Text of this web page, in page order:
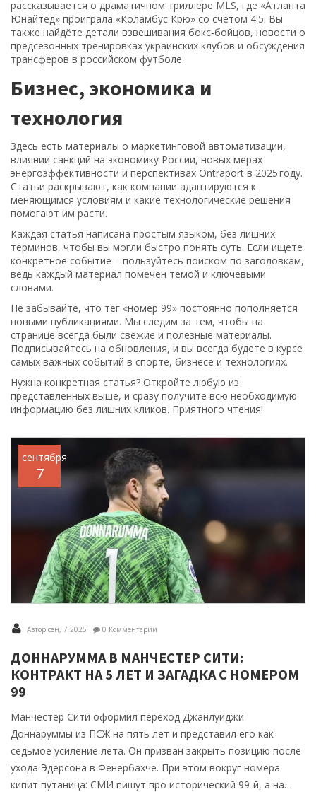
рассказывается о драматичном триллере MLS, где «Атланта
Юнайтед» проиграла «Коламбус Крю» со счётом 4:5. Вы
также найдёте детали взвешивания бокс‑бойцов, новости о
предсезонных тренировках украинских клубов и обсуждения
трансферов в российском футболе.
Бизнес, экономика и
технология
Здесь есть материалы о маркетинговой автоматизации,
влиянии санкций на экономику России, новых мерах
энергоэффективности и перспективах Ontraport в 2025 году.
Статьи раскрывают, как компании адаптируются к
меняющимся условиям и какие технологические решения
помогают им расти.
Каждая статья написана простым языком, без лишних
терминов, чтобы вы могли быстро понять суть. Если ищете
конкретное событие – пользуйтесь поиском по заголовкам,
ведь каждый материал помечен темой и ключевыми
словами.
Не забывайте, что тег «номер 99» постоянно пополняется
новыми публикациями. Мы следим за тем, чтобы на
странице всегда были свежие и полезные материалы.
Подписывайтесь на обновления, и вы всегда будете в курсе
самых важных событий в спорте, бизнесе и технологиях.
Нужна конкретная статья? Откройте любую из
представленных выше, и сразу получите всю необходимую
информацию без лишних кликов. Приятного чтения!
сентября
7
Автор сен, 7 2025 0 Комментарии
ДОННАРУММА В МАНЧЕСТЕР СИТИ:
КОНТРАКТ НА 5 ЛЕТ И ЗАГАДКА С НОМЕРОМ
99
Манчестер Сити оформил переход Джанлуиджи
Доннаруммы из ПСЖ на пять лет и представил его как
седьмое усиление лета. Он призван закрыть позицию после
ухода Эдерсона в Фенербахче. При этом вокруг номера
кипит путаница: СМИ пишут про исторический 99-й, а на